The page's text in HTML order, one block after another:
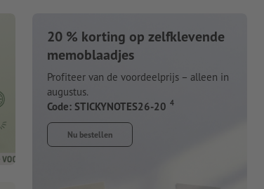
20 % korting op zelfklevende
memoblaadjes
Profiteer van de voordeelprijs – alleen in
augustus.
Code: STICKYNOTES26-20 4
Nu bestellen